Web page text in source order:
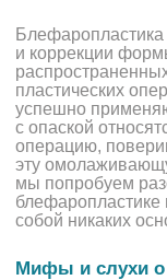
и коррекции
пластических
успешно
с опаской
операцию,
эту
мы попробуем
собой никаких
Мифы и слухи о